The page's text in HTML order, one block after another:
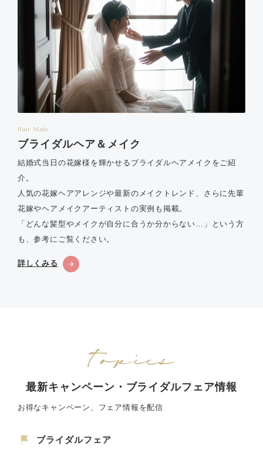
Hair Make
ブライダルヘア＆メイク
結婚式当日の花嫁様を輝かせるブライダルヘアメイクをご紹
介。
人気の花嫁ヘアアレンジや最新のメイクトレンド、さらに先輩
花嫁やヘアメイクアーティストの実例も掲載。
「どんな髪型やメイクが自分に合うか分からない…」という方
も、参考にご覧ください。
詳しくみる
最新キャンペーン・ブライダルフェア情報
お得なキャンペーン、フェア情報を配信
ブライダルフェア